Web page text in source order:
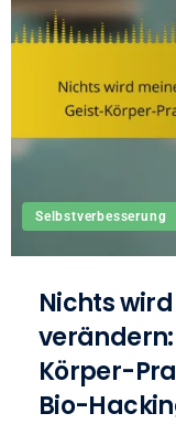
Selbstverbesserung
Nichts
Körper-
Bio-